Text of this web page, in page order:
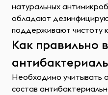
натуральных
обладают
поддерживают чистоту
Как правильно
Необходимо учитывать
состав